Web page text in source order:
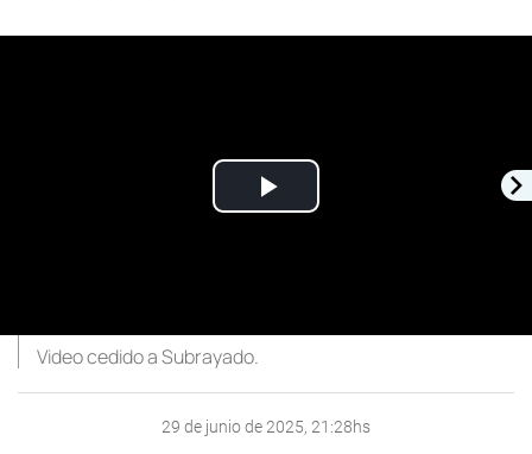
Play
Video cedido a Subrayado.
29 de junio de 2025, 21:28hs